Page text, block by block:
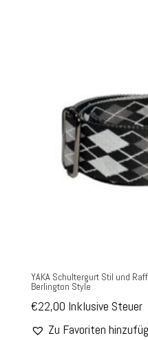
YAKA Schultergurt Stil und
Berlington Style
€22,00 Inklusive Steuer
Zu Favoriten